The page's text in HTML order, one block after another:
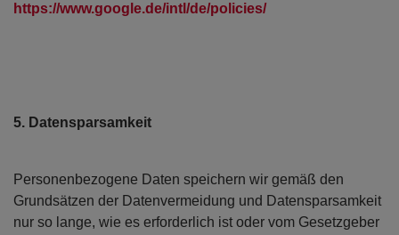
https://www.google.de/intl/de/policies/
5. Datensparsamkeit
Personenbezogene Daten speichern wir gemäß den
Grundsätzen der Datenvermeidung und Datensparsamkeit
nur so lange, wie es erforderlich ist oder vom Gesetzgeber